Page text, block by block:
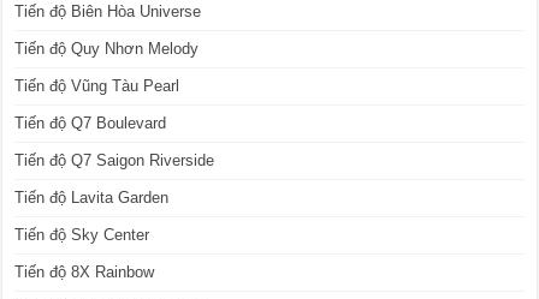
Tiến độ Biên Hòa Universe
Tiến độ Quy Nhơn Melody
Tiến độ Vũng Tàu Pearl
Tiến độ Q7 Boulevard
Tiến độ Q7 Saigon Riverside
Tiến độ Lavita Garden
Tiến độ Sky Center
Tiến độ 8X Rainbow